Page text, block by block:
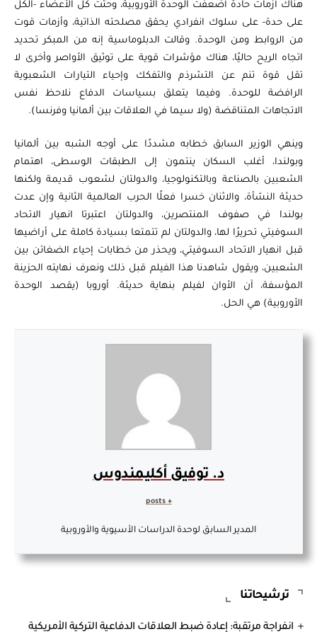
هناك أزمات حادة أضعفت الوحدة الأوروبية، وحثت كل الأعضاء -الكل
على حدة- على سلوك انفرادي يحقق مصلحته الذاتية، وأزمات قوت
من الروابط ومن الوحدة. وقالت الدبلوماسية إنه من المبكر تحديد
اتجاه الريح حاليًا، هناك مؤشرات قوية على توثيق الأواصر وأخرى لا
تقل قوة تنم عن التشرذم والتفكك وإحياء التيارات الشعبوية
الرافضة للوحدة. وفيما يتعلق بسياسات الدفاع نلاحظ نفس
الاتجاهات المتناقضة (ولا سيما في العلاقات بين ألمانيا وفرنسا).
وينهي الوزير السابق خطابه مشددًا على أوجه الشبه بين ألمانيا
وبولندا، أغلب السكان ينتمون إلى الطبقات الوسطى، اهتمام
الشعبين بالصناعة وبالتكنولوجيا، والدولتان لشعوب قديمة ولكنها
حديثة النشأة، والاثنان خسرا فعلًا الحرب العالمية الثانية وإن عدت
بولندا في صفوف المنتصرين، والدولتان اعتبرتا انهيار الاتحاد
السوفيتي تحريرًا لها، والدولتان لم تتمتعا بسيادة كاملة على أراضيها
قبل انهيار الاتحاد السوفيتي، ويحذر من خطابات إحياء الضغائن بين
الشعبين، ويقول شاهدنا هذا الفيلم قبل ذلك ونعرف نهايته الحزينة
المؤسفة، آن الأوان لفيلم بنهاية حديثة. أوروبا (يقصد الوحدة
الأوروبية) هي الحل.
د. توفيق أكليمندوس
المدير السابق لوحدة الدراسات الأسيوية والأوروبية
ترشيحاتنا
انفراجة مرتقبة: إعادة ضبط العلاقات الدفاعية التركية الأمريكية